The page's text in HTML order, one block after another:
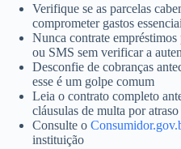
Verifique se as parcelas
comprometer gastos
Nunca contrate
ou SMS sem verificar a
Desconfie de cobranças
esse é um golpe comum
Leia o contrato completo
cláusulas de multa por atraso
Consulte o
instituição